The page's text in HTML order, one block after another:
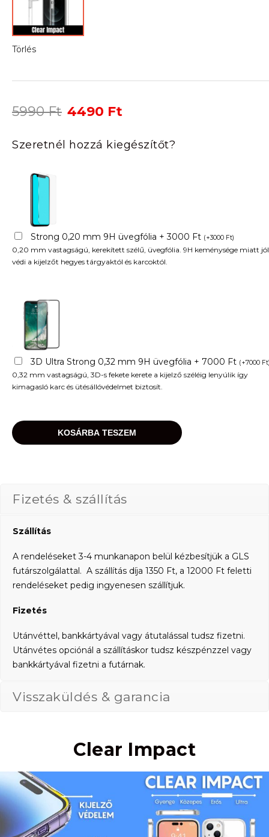
Törlés
5990Ft Original
was:
5990 Ft.
4490 Ft
is:
4490 Ft.
Szeretnél hozzá kiegészítőt?
Strong 0,20 mm 9H üvegfólia + 3000 Ft (+3000 Ft)
0,20 mm vastagságú, kerekített szélű, üvegfólia. 9H keménysége miatt jól
védi a kijelzőt hegyes tárgyaktól és karcoktól.
3D Ultra Strong 0,32 mm 9H üvegfólia + 7000 Ft (+7000 Ft
0,32 mm vastagságú, 3D-s fekete kerete a kijelző széléig lenyúlik így
kimagasló karc és ütésállóvédelmet biztosít.
KOSÁRBA TESZEM
Fizetés & szállítás
Szállítás
A rendeléseket 3-4 munkanapon belül kézbesítjük a GLS
futárszolgálattal. A szállítás díja 1350 Ft, a 12000 Ft feletti
rendeléseket pedig ingyenesen szállítjuk.
Fizetés
Utánvéttel, bankkártyával vagy átutalással tudsz fizetni.
Utánvétes opciónál a szállításkor tudsz készpénzzel vagy
bankkártyával fizetni a futárnak.
Visszaküldés & garancia
Clear Impact